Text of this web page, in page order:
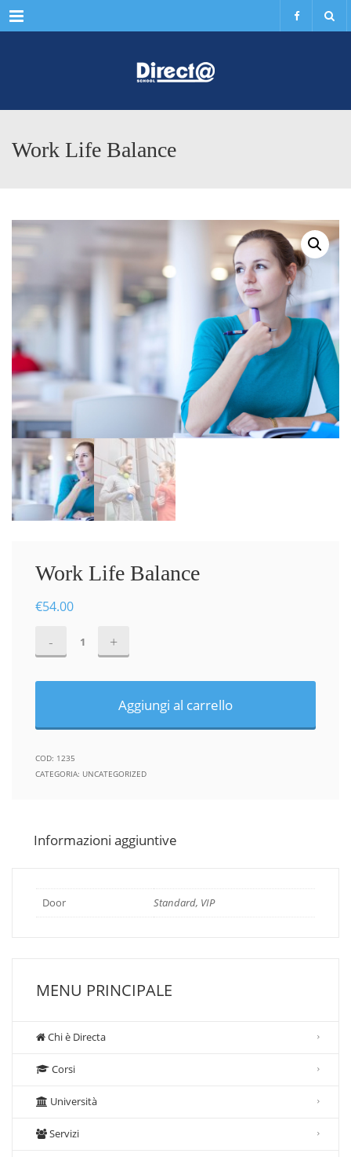
Menu
Work Life Balance
Work Life Balance
€54.00
Work
Life
Aggiungi al carrello
COD: 1235
CATEGORIA: UNCATEGORIZED
Informazioni aggiuntive
Door Standard, VIP
MENU PRINCIPALE
Chi è Directa
Corsi
Università
Servizi